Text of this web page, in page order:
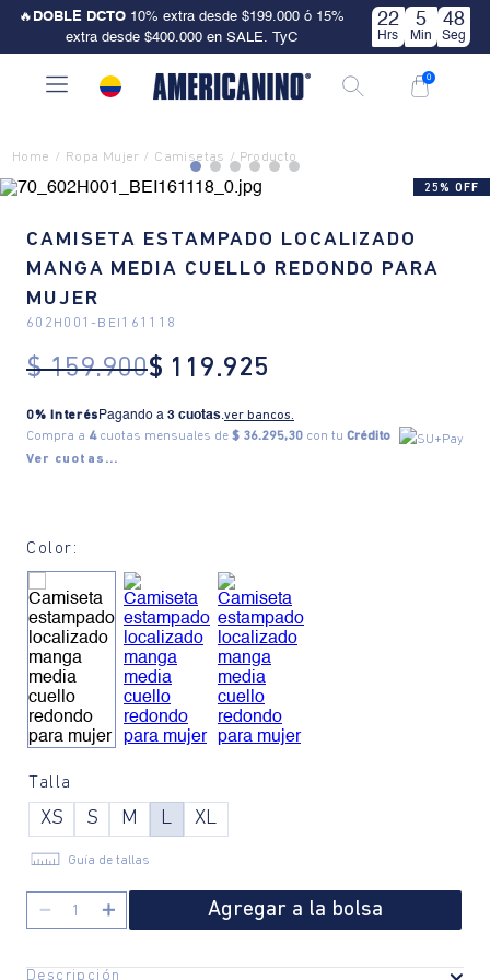
🔥 DOBLE DCTO 10% extra desde $199.000 ó 15%
extra desde $400.000 en SALE. TyC
22
Hrs
5
Min
48
Seg
0
Ropa Mujer Camisetas
25% OFF
CAMISETA ESTAMPADO LOCALIZADO
MANGA MEDIA CUELLO REDONDO PARA
MUJER
602H001- BEI161118
$ 159.900$ 119.925
0% Interés Pagando a 3 cuotas.ver bancos.
Compra a 4cuotas mensuales de $ 36.295,30 con tu Crédito
Ver cuotas...
Color:
Talla
XS S M L XL
Guía de tallas
＋
－ Agregar a la bolsa
Descripción